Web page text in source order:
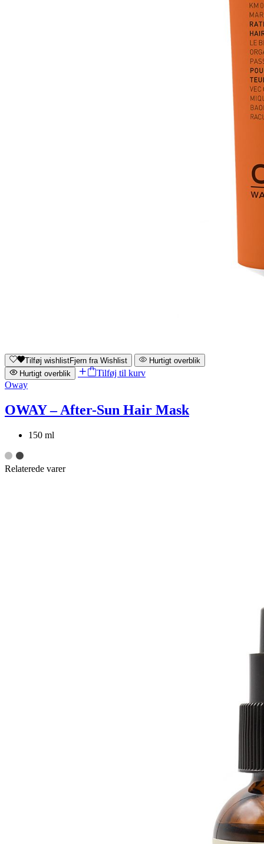
Tilføj wishlistFjern fra Wishlist
Hurtigt overblik
Hurtigt overblik
Tilføj til kurv
Oway
OWAY – After-Sun Hair Mask
150 ml
Relaterede varer